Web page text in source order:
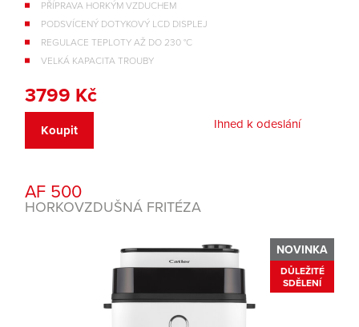
PŘÍPRAVA HORKÝM VZDUCHEM
PODSVÍCENÝ DOTYKOVÝ LCD DISPLEJ
REGULACE TEPLOTY AŽ DO 230 °C
VELKÁ KAPACITA TROUBY
3799 Kč
Koupit Ihned k odeslání
AF 500
HORKOVZDUŠNÁ FRITÉZA
NOVINKA
DŮLEŽITÉ
SDĚLENÍ